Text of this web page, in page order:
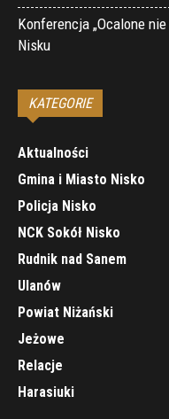
Konferencja „Ocalone
Nisku
KATEGORIE
Aktualności
Gmina i Miasto Nisko
Policja Nisko
NCK Sokół Nisko
Rudnik nad Sanem
Ulanów
Powiat Niżański
Jeżowe
Relacje
Harasiuki